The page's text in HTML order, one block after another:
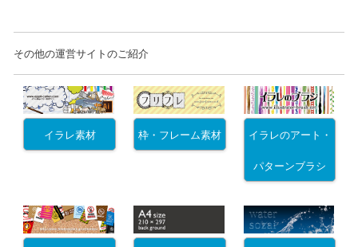
その他の運営サイトのご紹介
イラレ素材 枠・フレーム素材 イラレのアート・
パターンブラシ